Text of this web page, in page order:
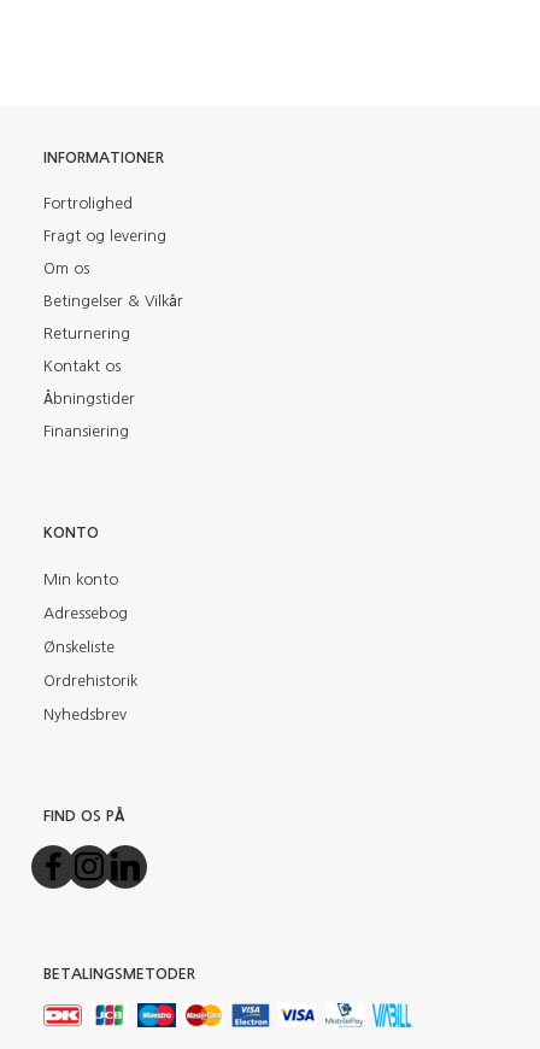
INFORMATIONER
Fortrolighed
Fragt og levering
Om os
Betingelser & Vilkår
Returnering
Kontakt os
Åbningstider
Finansiering
KONTO
Min konto
Adressebog
Ønskeliste
Ordrehistorik
Nyhedsbrev
FIND OS PÅ
BETALINGSMETODER